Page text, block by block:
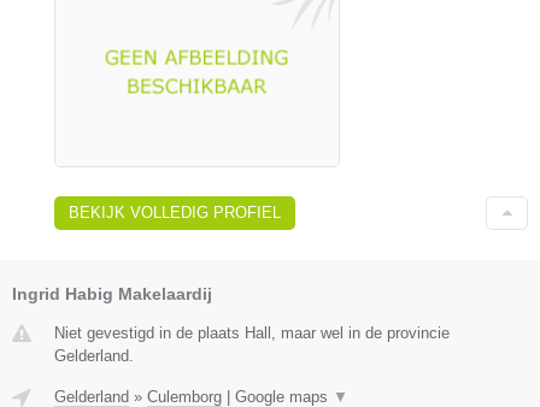
BEKIJK VOLLEDIG PROFIEL
Ingrid Habig Makelaardij
Niet gevestigd in de plaats Hall, maar wel in de provincie
Gelderland.
Gelderland » Culemborg Google maps ▼